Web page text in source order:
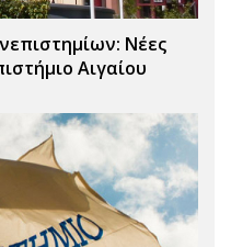
Νέες
Αιγαίου